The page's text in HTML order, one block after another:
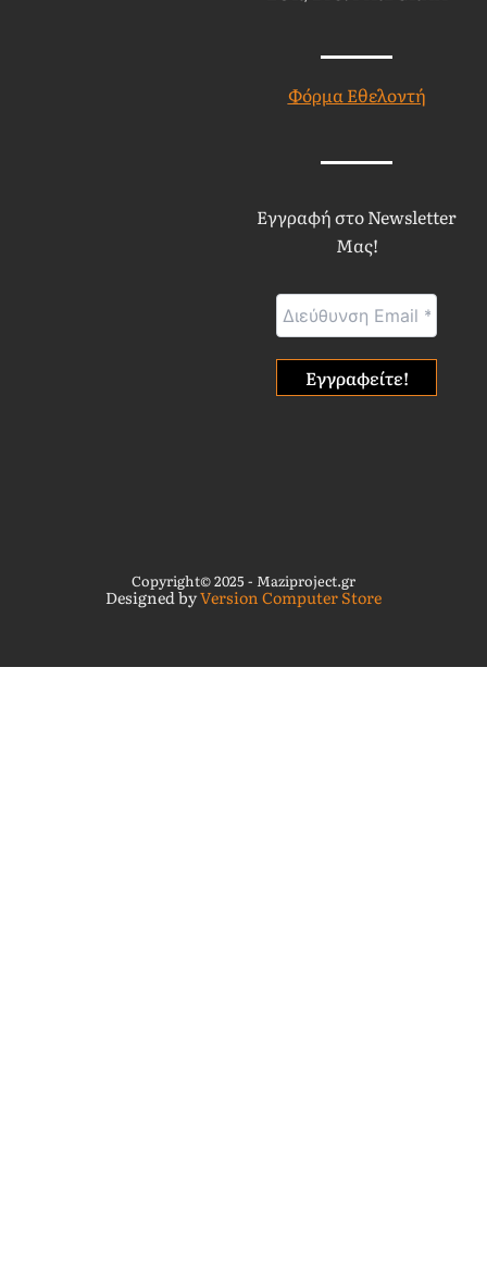
Φόρμα Εθελοντή
Εγγραφή στο Newsletter
Μας!
Copyright© 2025 - Maziproject.gr
Designed byVersion Computer Store